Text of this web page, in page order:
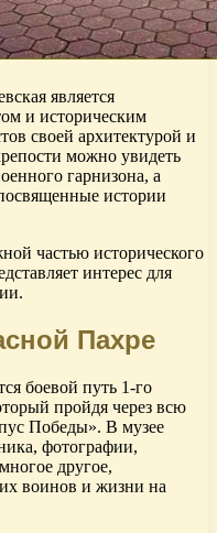
является
и историческим
своей архитектурой и
можно увидеть
гарнизона, а
истории
частью исторического
интерес для
Пахре
боевой путь 1-го
пройдя через всю
Победы». В музее
фотографии,
другое,
воинов и жизни на